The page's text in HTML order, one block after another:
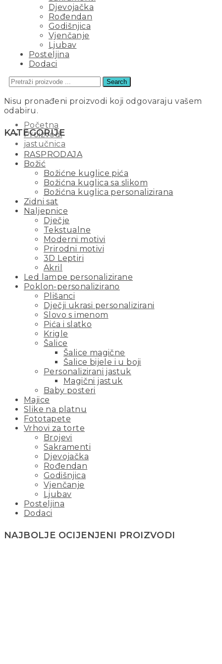
Djevojačka
Rođendan
Godišnjica
Vjenčanje
Ljubav
Posteljina
Dodaci
Search
JASTUČNICA
Početna
Proizvodi
jastučnica
Nisu pronađeni proizvodi koji odgovaraju vašem
odabiru.
KATEGORIJE
RASPRODAJA
Božić
Božićne kuglice pića
Božićna kuglica sa slikom
Božićna kuglica personalizirana
Zidni sat
Naljepnice
Dječje
Tekstualne
Moderni motivi
Prirodni motivi
3D Leptiri
Akril
Led lampe personalizirane
Poklon-personalizirano
Plišanci
Dječji ukrasi personalizirani
Slovo s imenom
Pića i slatko
Krigle
Šalice
Šalice magične
Šalice bijele i u boji
Personalizirani jastuk
Magični jastuk
Baby posteri
Majice
Slike na platnu
Fototapete
Vrhovi za torte
Brojevi
Sakramenti
Djevojačka
Rođendan
Godišnjica
Vjenčanje
Ljubav
Posteljina
Dodaci
NAJBOLJE OCIJENJENI PROIZVODI